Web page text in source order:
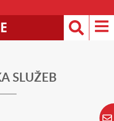
SLUŽEB